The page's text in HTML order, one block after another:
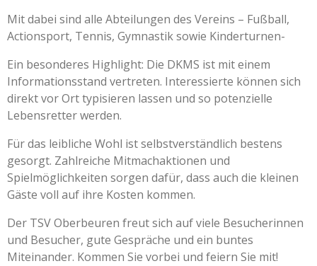
Mit dabei sind alle Abteilungen des Vereins – Fußball,
Actionsport, Tennis, Gymnastik sowie Kinderturnen-
Ein besonderes Highlight: Die DKMS ist mit einem
Informationsstand vertreten. Interessierte können sich
direkt vor Ort typisieren lassen und so potenzielle
Lebensretter werden.
Für das leibliche Wohl ist selbstverständlich bestens
gesorgt. Zahlreiche Mitmachaktionen und
Spielmöglichkeiten sorgen dafür, dass auch die kleinen
Gäste voll auf ihre Kosten kommen.
Der TSV Oberbeuren freut sich auf viele Besucherinnen
und Besucher, gute Gespräche und ein buntes
Miteinander. Kommen Sie vorbei und feiern Sie mit!